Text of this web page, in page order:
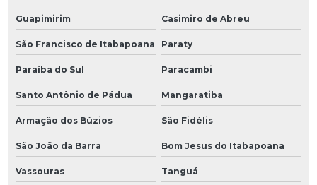
Guapimirim Casimiro de Abreu
São Francisco de Itabapoana Paraty
Paraíba do Sul Paracambi
Santo Antônio de Pádua Mangaratiba
Armação dos Búzios São Fidélis
São João da Barra Bom Jesus do Itabapoana
Vassouras Tanguá